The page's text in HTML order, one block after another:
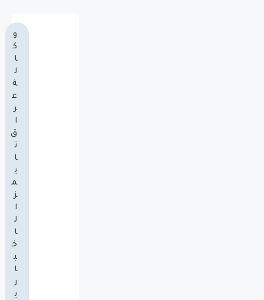
و
ك
ا
ل
ة
ع
ر
ا
ق
ت
ا
ي
م
ز
ا
ل
ا
خ
ب
ا
ر
ي